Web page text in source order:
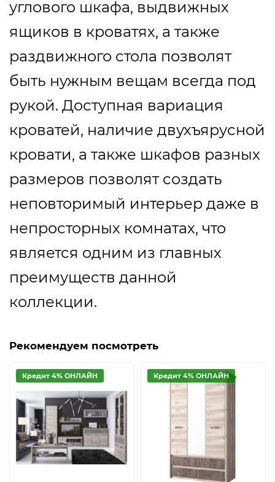
углового шкафа, выдвижных
ящиков в кроватях, а также
раздвижного стола позволят
быть нужным вещам всегда под
рукой. Доступная вариация
кроватей, наличие двухъярусной
кровати, а также шкафов разных
размеров позволят создать
неповторимый интерьер даже в
непросторных комнатах, что
является одним из главных
преимуществ данной
коллекции.
Рекомендуем посмотреть
Кредит 4% ОНЛАЙН Кредит 4% ОНЛАЙН